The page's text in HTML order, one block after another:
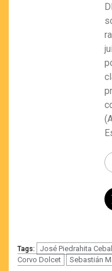
Tags: José Piedrahita
Corvo Dolcet
Sebastián